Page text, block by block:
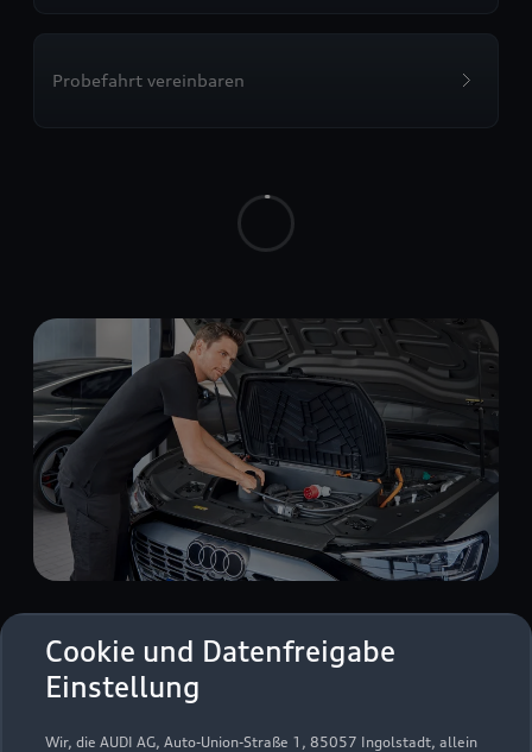
Cookie und Datenfreigabe
Einstellung
Wir, die AUDI AG, Auto-Union-Straße 1, 85057 Ingolstadt, allein
Probefahrt vereinbaren
Zur Reparatur